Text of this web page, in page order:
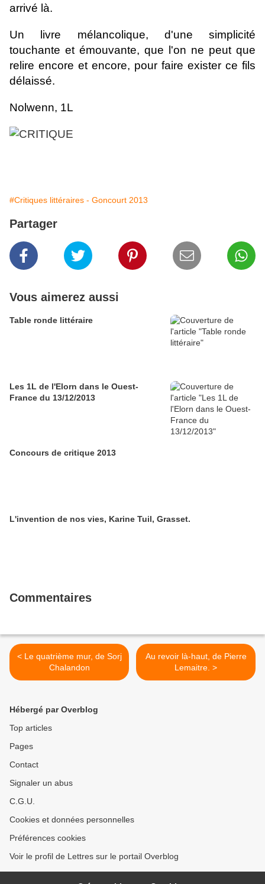
arrivé là.
Un livre mélancolique, d'une simplicité
touchante et émouvante, que l'on ne peut que
relire encore et encore, pour faire exister ce fils
délaissé.
Nolwenn, 1L
#Critiques littéraires - Goncourt 2013
Partager
Vous aimerez aussi
Table ronde littéraire
Les 1L de l'Elorn dans le Ouest-
France du 13/12/2013
Concours de critique 2013
L'invention de nos vies, Karine Tuil, Grasset.
Commentaires
< Le quatrième mur, de Sorj
Chalandon
Au revoir là-haut, de Pierre
Lemaitre. >
Hébergé par Overblog
Top articles
Pages
Contact
Signaler un abus
C.G.U.
Cookies et données personnelles
Préférences cookies
Voir le profil de Lettres sur le portail Overblog